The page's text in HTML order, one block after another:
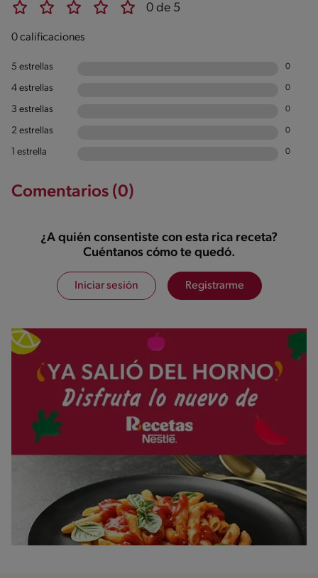
0 de 5
0 calificaciones
5 estrellas 0
4 estrellas 0
3 estrellas 0
2 estrellas 0
1 estrella 0
Comentarios (0)
¿A quién consentiste con esta rica receta?
Cuéntanos cómo te quedó.
Iniciar sesión Registrarme